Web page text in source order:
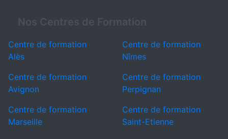
Nos Centres de Formation
Centre de formation
Alès
Centre de formation
Avignon
Centre de formation
Marseille
Centre de formation
Nîmes
Centre de formation
Perpignan
Centre de formation
Saint-Etienne